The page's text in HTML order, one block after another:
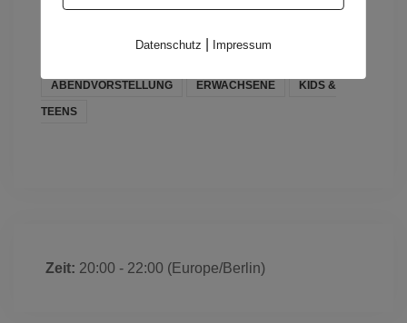
sowie bei allen Reservix-Vorverkaufsstellen
ABENDVORSTELLUNG ERWACHSENE KIDS &
TEENS
Zeit: 20:00 - 22:00 (Europe/Berlin)
Datenschutz Impressum